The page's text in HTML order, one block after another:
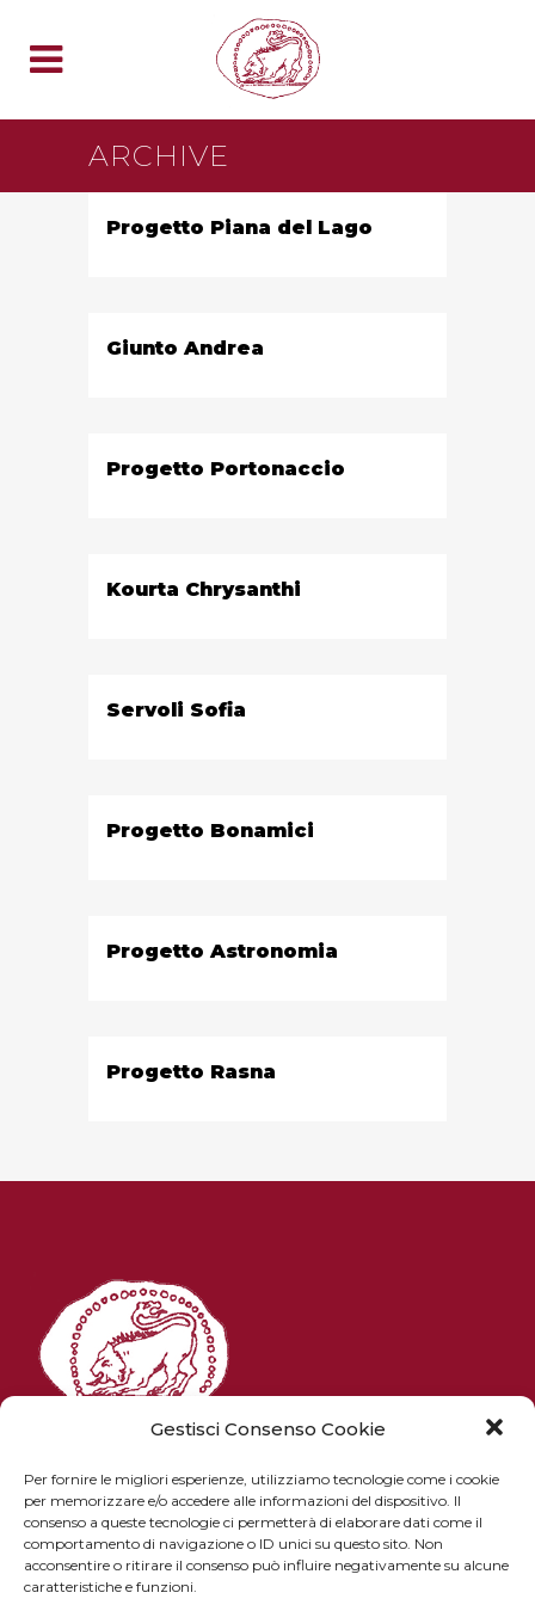
Gestisci Consenso Cookie
Per fornire le migliori esperienze, utilizziamo tecnologie come i cookie
per memorizzare e/o accedere alle informazioni del dispositivo. Il
consenso a queste tecnologie ci permetterà di elaborare dati come il
comportamento di navigazione o ID unici su questo sito. Non
acconsentire o ritirare il consenso può influire negativamente su alcune
caratteristiche e funzioni.
ARCHIVE
Progetto Piana del Lago
Giunto Andrea
Progetto Portonaccio
Kourta Chrysanthi
Servoli Sofia
Progetto Bonamici
Progetto Astronomia
Progetto Rasna
Piazza Pitti 1 - 50125 Firenze
email: istitutostudietruschi@gmail.com
PEC: istitutostudietruschi@pec.it